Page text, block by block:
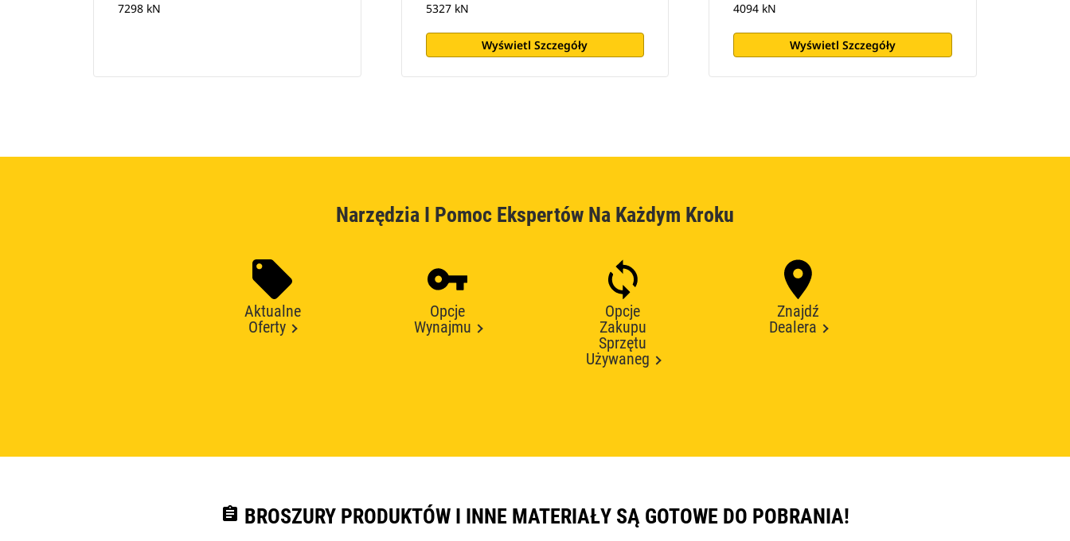
7298 kN 5327 kN
Wyświetl Szczegóły
4094 kN
Wyświetl Szczegóły
Narzędzia I Pomoc Ekspertów Na Każdym Kroku
Aktualne
Oferty
Opcje
Wynajmu
Opcje
Zakupu
Sprzętu
Używaneg
Znajdź
Dealera
assignment BROSZURY PRODUKTÓW I INNE MATERIAŁY SĄ GOTOWE DO POBRANIA!